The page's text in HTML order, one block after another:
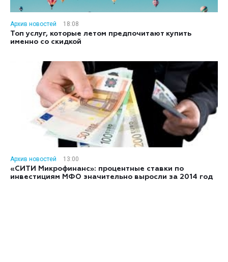
Архив новостей
18:08
Топ услуг, которые летом предпочитают купить
именно со скидкой
Архив новостей
13:00
«СИТИ Микрофинанс»: процентные ставки по
инвестициям МФО значительно выросли за 2014 год